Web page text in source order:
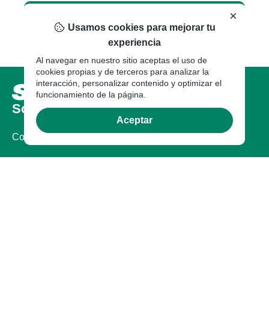
Sobre nosotros
Compañia
×
Usamos cookies para mejorar tu
experiencia
Al navegar en nuestro sitio aceptas el uso de
cookies propias y de terceros para analizar la
interacción, personalizar contenido y optimizar el
funcionamiento de la página.
Aceptar